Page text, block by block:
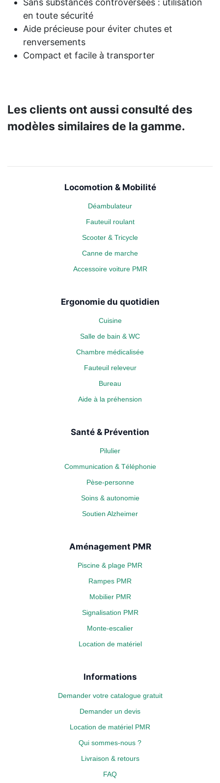
Sans substances controversées : utilisation
en toute sécurité
Aide précieuse pour éviter chutes et
renversements
Compact et facile à transporter
Les clients ont aussi consulté des
modèles similaires de la gamme.
Locomotion & Mobilité
Déambulateur
Fauteuil roulant
Scooter & Tricycle
Canne de marche
Accessoire voiture PMR
Ergonomie du quotidien
Cuisine
Salle de bain & WC
Chambre médicalisée
Fauteuil releveur
Bureau
Aide à la préhension
Santé & Prévention
Pilulier
Communication & Téléphonie
Pèse-personne
Soins & autonomie
Soutien Alzheimer
Aménagement PMR
Piscine & plage PMR
Rampes PMR
Mobilier PMR
Signalisation PMR
Monte-escalier
Location de matériel
Informations
Demander votre catalogue gratuit
Demander un devis
Location de matériel PMR
Qui sommes-nous ?
Livraison & retours
FAQ